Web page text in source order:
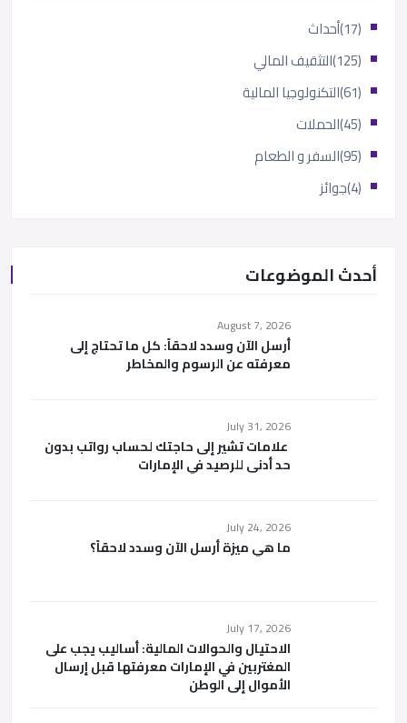
أحداث
(17)
التثقيف المالي
(125)
التكنولوجيا المالية
(61)
الحملات
(45)
السفر و الطعام
(95)
جوائز (4)
أحدث الموضوعات
August 7, 2026
أرسل الآن وسدد لاحقاً: كل ما تحتاج إلى
معرفته عن الرسوم والمخاطر
July 31, 2026
علامات تشير إلى حاجتك لحساب رواتب بدون
حد أدنى للرصيد في الإمارات
July 24, 2026
ما هي ميزة أرسل الآن وسدد لاحقاً؟
July 17, 2026
الاحتيال والحوالات المالية: أساليب يجب على
المغتربين في الإمارات معرفتها قبل إرسال
الأموال إلى الوطن